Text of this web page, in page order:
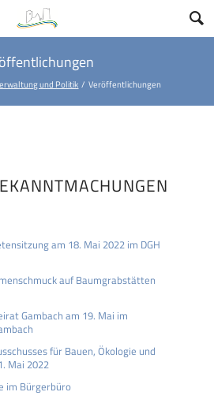
und Politik Veröffentlichungen
am 18. Mai 2022 im DGH
auf Baumgrabstätten
Gambach am 19. Mai im
für Bauen, Ökologie und
Mai 2022
im Bürgerbüro